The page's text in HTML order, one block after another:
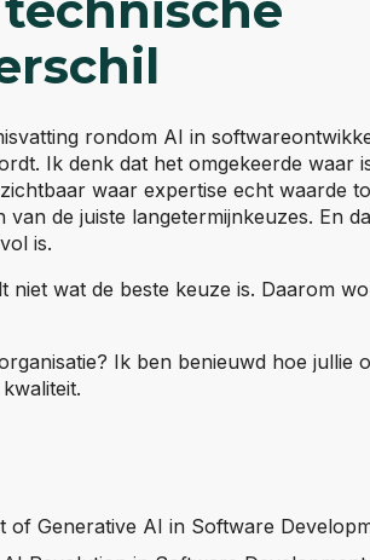
rondom AI in
Ik denk dat het omgekeerde waar
waar expertise echt waarde
de juiste langetermijnkeuzes. En
is.
wat de beste keuze is. Daarom
Ik ben benieuwd hoe jullie
website)
of Generative AI in Software